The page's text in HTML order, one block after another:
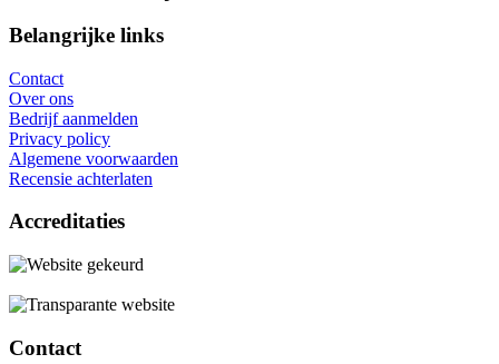
Belangrijke links
Contact
Over ons
Bedrijf aanmelden
Privacy policy
Algemene voorwaarden
Recensie achterlaten
Accreditaties
Contact